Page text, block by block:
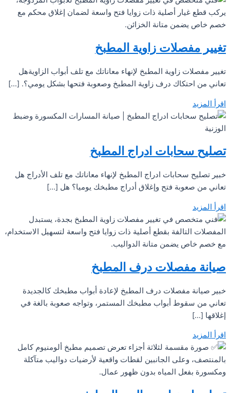
تغيير مفصلات زاوية المطبخ
تغيير مفصلات زاوية المطبخ لإنهاء معاناتك مع تلف أبواب الزاويةهل
تعاني من احتكاك درف زاوية المطبخ وصعوبة فتحها بشكل يومي؟. […]
اقرأ المزيد
تصليح سحابات ادراج المطبخ
خبير تصليح سحابات ادراج المطبخ لإنهاء معاناتك مع تلف الأدراج هل
تعاني من صعوبة فتح وإغلاق أدراج مطبخك يوميا؟ هل […]
اقرأ المزيد
صيانة مفصلات درف المطبخ
خبير صيانة مفصلات درف المطبخ لإعادة أبواب مطبخك كالجديدة
تعاني من سقوط أبواب مطبخك المستمر، وتواجه صعوبة بالغة في
إغلاقها […]
اقرأ المزيد